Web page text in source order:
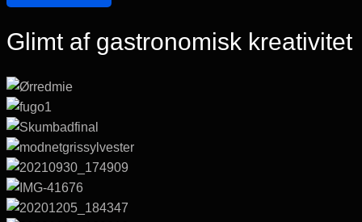
Glimt af gastronomisk kreativitet